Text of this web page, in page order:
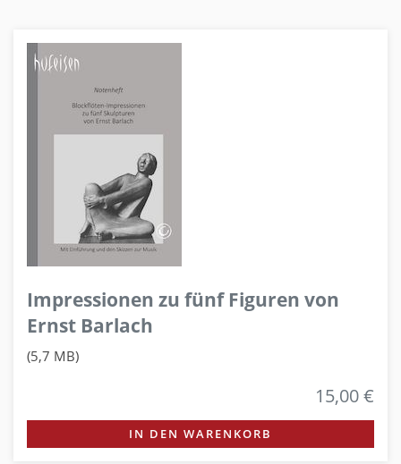
Impressionen zu fünf Figuren von
Ernst Barlach
(5,7 MB)
15,00 €
IN DEN WARENKORB